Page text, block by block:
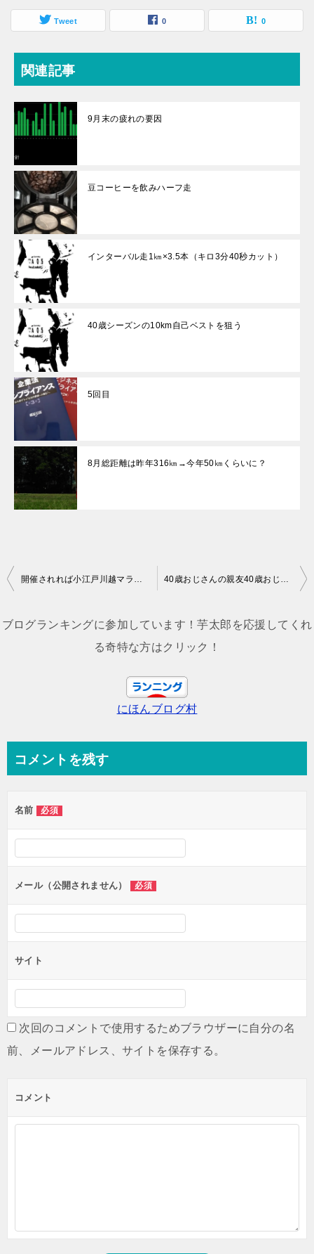
Tweet 0 0
関連記事
9月末の疲れの要因
豆コーヒーを飲みハーフ走
インターバル走1㎞×3.5本（キロ3分40秒カット）
40歳シーズンの10km自己ベストを狙う
5回目
8月総距離は昨年316㎞→今年50㎞くらいに？
投
ナ
ン
開催されれば小江戸川越マラソンのエントリーはクリック合戦か？! 40歳おじさんの親友40歳おじさん、PB更新ならず！
ブログランキングに参加しています！芋太郎を応援してくれ
る奇特な方はクリック！
にほんブログ村
コメントを残す
名前 必須
メール（公開されません） 必須
サイト
次回のコメントで使用するためブラウザーに自分の名
前、メールアドレス、サイトを保存する。
コメント